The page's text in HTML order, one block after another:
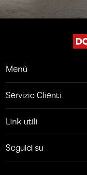
Menù
Servizio Clienti
Link utili
Seguici su